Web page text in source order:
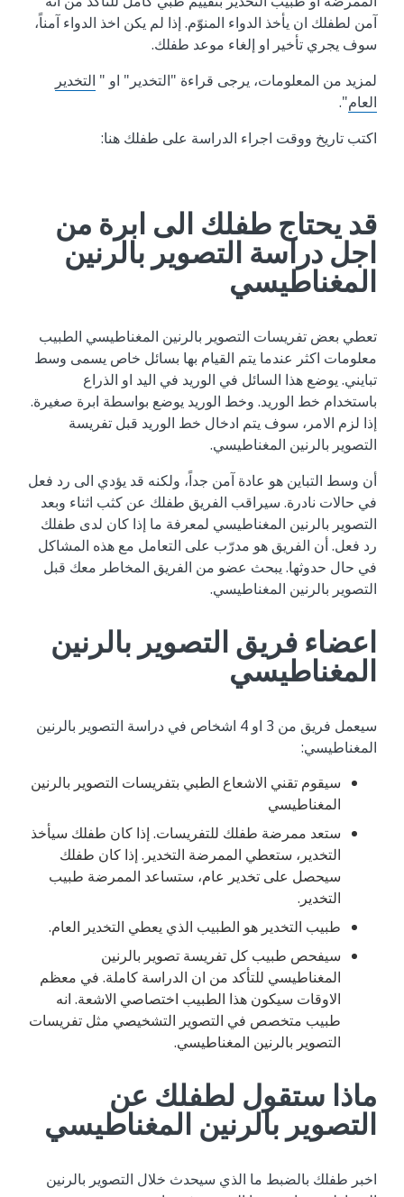
آمن لطفلك ان يأخذ الدواء المنوّم. إذا لم يكن اخذ الدواء آمناً،
سوف يجري تأخير او إلغاء موعد طفلك.
لمزيد من المعلومات، يرجى قراءة "التخدير" او " التخدير
العام".
اكتب تاريخ ووقت اجراء الدراسة على طفلك هنا:
قد يحتاج طفلك الى ابرة من
اجل دراسة التصوير بالرنين
المغناطيسي
تعطي بعض تفريسات التصوير بالرنين المغناطيسي الطبيب
معلومات اكثر عندما يتم القيام بها بسائل خاص يسمى وسط
تبايني. يوضع هذا السائل في الوريد في اليد او الذراع
باستخدام خط الوريد. وخط الوريد يوضع بواسطة ابرة صغيرة.
إذا لزم الامر، سوف يتم ادخال خط الوريد قبل تفريسة
التصوير بالرنين المغناطيسي.
أن وسط التباين هو عادة آمن جداً، ولكنه قد يؤدي الى رد فعل
في حالات نادرة. سيراقب الفريق طفلك عن كثب اثناء وبعد
التصوير بالرنين المغناطيسي لمعرفة ما إذا كان لدى طفلك
رد فعل. أن الفريق هو مدرّب على التعامل مع هذه المشاكل
في حال حدوثها. يبحث عضو من الفريق المخاطر معك قبل
التصوير بالرنين المغناطيسي.
اعضاء فريق التصوير بالرنين
المغناطيسي
سيعمل فريق من 3 او 4 اشخاص في دراسة التصوير بالرنين
المغناطيسي:
سيقوم تقني الاشعاع الطبي بتفريسات التصوير بالرنين
المغناطيسي
ستعد ممرضة طفلك للتفريسات. إذا كان طفلك سيأخذ
التخدير، ستعطي الممرضة التخدير. إذا كان طفلك
سيحصل على تخدير عام، ستساعد الممرضة طبيب
التخدير.
طبيب التخدير هو الطبيب الذي يعطي التخدير العام.
سيفحص طبيب كل تفريسة تصوير بالرنين
المغناطيسي للتأكد من ان الدراسة كاملة. في معظم
الاوقات سيكون هذا الطبيب اختصاصي الاشعة. انه
طبيب متخصص في التصوير التشخيصي مثل تفريسات
التصوير بالرنين المغناطيسي.
ماذا ستقول لطفلك عن
التصوير بالرنين المغناطيسي
اخبر طفلك بالضبط ما الذي سيحدث خلال التصوير بالرنين